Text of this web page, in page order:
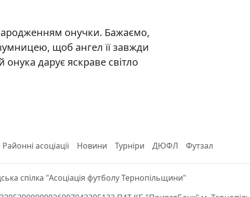
онучки. Бажаємо,
щоб ангел її завжди
дарує яскраве світло
Районні асоціації Новини Турніри ДЮФЛ Футзал
спілка "Асоціація футболу Тернопільщини"